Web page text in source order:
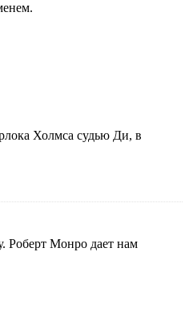
Холмса судью Ди, в
Роберт Монро дает нам